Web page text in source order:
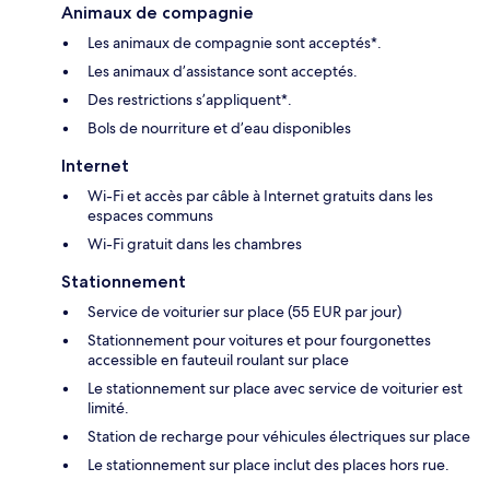
Animaux de compagnie
Les animaux de compagnie sont acceptés*.
Les animaux d’assistance sont acceptés.
Des restrictions s’appliquent*.
Bols de nourriture et d’eau disponibles
Internet
Wi-Fi et accès par câble à Internet gratuits dans les
espaces communs
Wi-Fi gratuit dans les chambres
Stationnement
Service de voiturier sur place (55 EUR par jour)
Stationnement pour voitures et pour fourgonettes
accessible en fauteuil roulant sur place
Le stationnement sur place avec service de voiturier est
limité.
Station de recharge pour véhicules électriques sur place
Le stationnement sur place inclut des places hors rue.